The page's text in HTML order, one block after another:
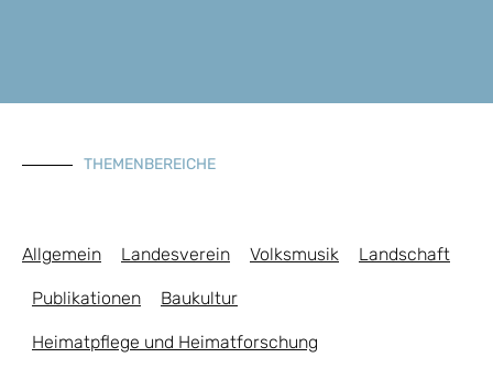
THEMENBEREICHE
Allgemein Landesverein Volksmusik Landschaft
Publikationen Baukultur
Heimatpflege und Heimatforschung